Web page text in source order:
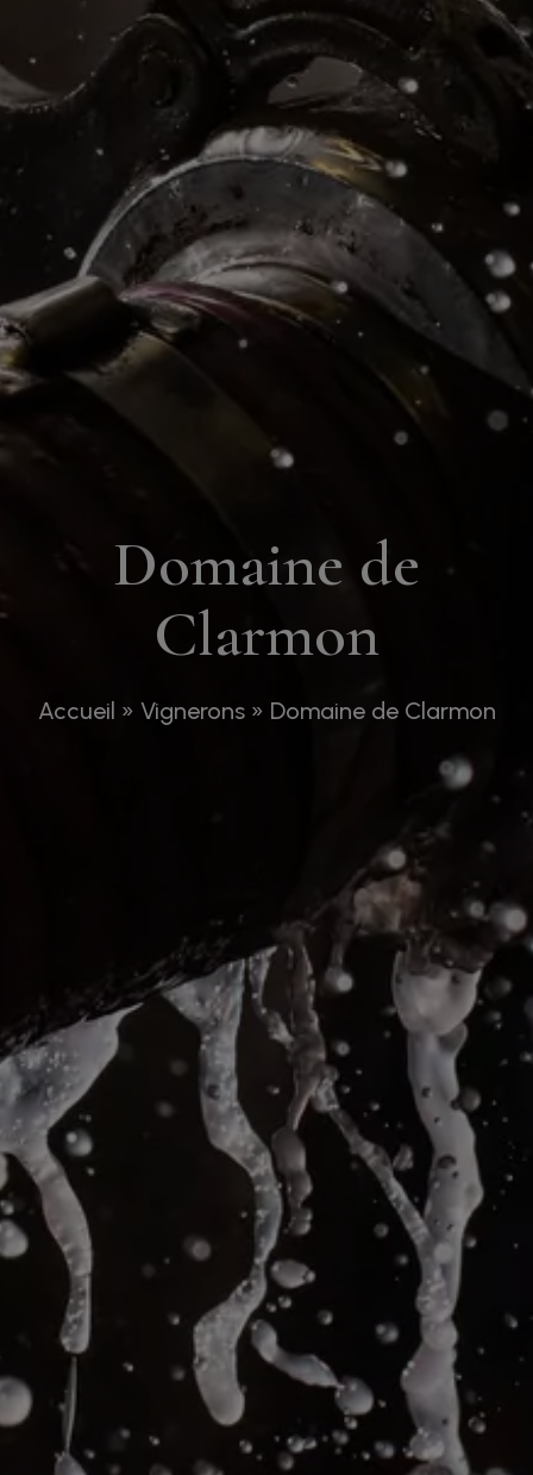
Domaine de
Clarmon
Accueil » Vignerons» Domaine de Clarmon
Pour visiter notre site, vous devez être en âge
d’acheter et de consommer de l’alcool selon la
législation de votre pays de résidence. S’il
n’existe pas de législation sur ce sujet, vous
devez être âgé de 18 ans au moins.
J’accepte les termes et conditions de ce site.
J'ai l'âge légal
Je n'ai pas l'âge légal